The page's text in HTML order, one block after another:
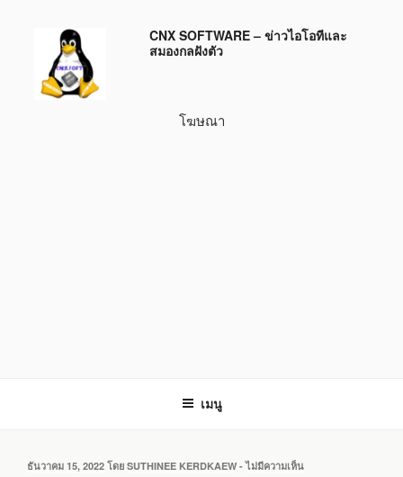
บทความ
CNX SOFTWARE – ข่าวไอโอทีและ
สมองกลฝังตัว
โฆษณา
เมนู
เขียน
ธันวาคม 15, 2022 โดย SUTHINEE KERDKAEW -ไม่มีความเห็น